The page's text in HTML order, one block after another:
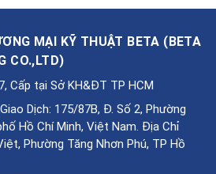
MẠI KỸ THUẬT BETA (BETA
CO.,LTD)
Cấp tại Sở KH&ĐT TP HCM
Dịch: 175/87B, Đ. Số 2, Phường
Hồ Chí Minh, Việt Nam. Địa Chỉ
Phường Tăng Nhơn Phú, TP Hồ